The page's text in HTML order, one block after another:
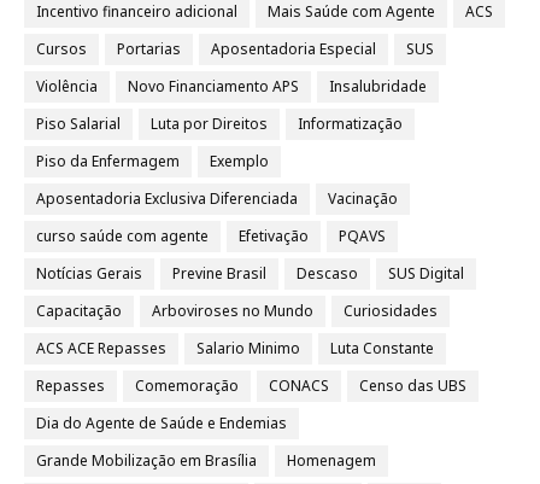
Incentivo financeiro adicional
Mais Saúde com Agente
ACS
Cursos
Portarias Aposentadoria Especial
SUS
Violência
Novo Financiamento APS
Insalubridade
Piso Salarial
Luta por Direitos
Informatização
Piso da Enfermagem
Exemplo
Aposentadoria Exclusiva Diferenciada
Vacinação
curso saúde com agente
Efetivação
PQAVS
Notícias Gerais
Previne Brasil Descaso
SUS Digital
Capacitação
Arboviroses no Mundo
Curiosidades
ACS ACE Repasses
Salario Minimo
Luta Constante
Repasses
Comemoração CONACS
Censo das UBS
Dia do Agente de Saúde e Endemias
Grande Mobilização em Brasília
Homenagem